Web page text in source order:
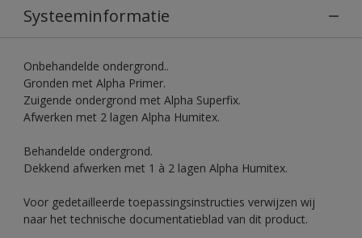
Systeeminformatie
Onbehandelde ondergrond..
Gronden met Alpha Primer.
Zuigende ondergrond met Alpha Superfix.
Afwerken met 2 lagen Alpha Humitex.
Behandelde ondergrond.
Dekkend afwerken met 1 à 2 lagen Alpha Humitex.
Voor gedetailleerde toepassingsinstructies verwijzen wij
naar het technische documentatieblad van dit product.